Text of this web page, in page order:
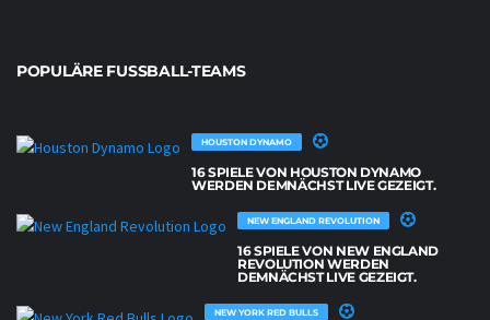
POPULÄRE FUSSBALL-TEAMS
HOUSTON DYNAMO
16 SPIELE VON HOUSTON DYNAMO
WERDEN DEMNÄCHST LIVE GEZEIGT.
NEW ENGLAND REVOLUTION
16 SPIELE VON NEW ENGLAND
REVOLUTION WERDEN
DEMNÄCHST LIVE GEZEIGT.
NEW YORK RED BULLS